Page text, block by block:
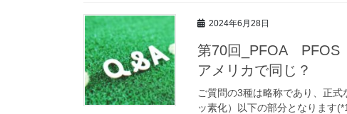
2024年6月28日
第70回_PFOA PFOS
アメリカで同じ？
ご質問の3種は略称であり、正
ッ素化）以下の部分となります